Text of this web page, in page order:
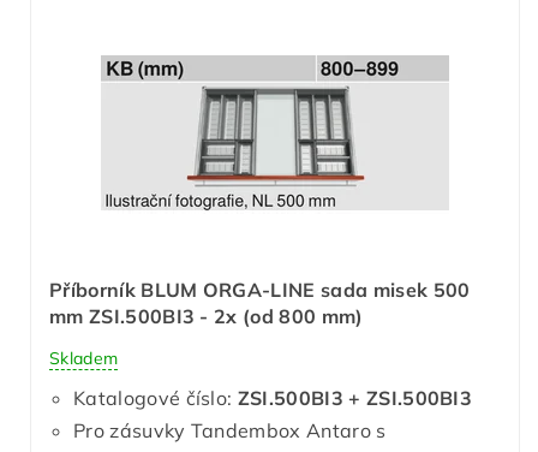
Příborník BLUM ORGA-LINE sada misek 500
mm ZSI.500BI3 - 2x (od 800 mm)
Skladem
Katalogové číslo: ZSI.500BI3 + ZSI.500BI3
Pro zásuvky Tandembox Antaro s